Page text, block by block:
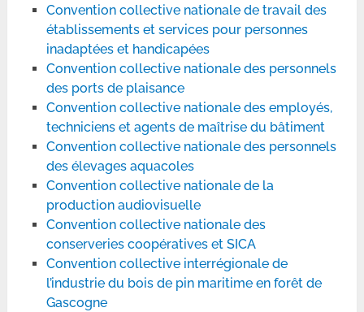
Convention collective nationale de travail des
établissements et services pour personnes
inadaptées et handicapées
Convention collective nationale des personnels
des ports de plaisance
Convention collective nationale des employés,
techniciens et agents de maîtrise du bâtiment
Convention collective nationale des personnels
des élevages aquacoles
Convention collective nationale de la
production audiovisuelle
Convention collective nationale des
conserveries coopératives et SICA
Convention collective interrégionale de
l’industrie du bois de pin maritime en forêt de
Gascogne